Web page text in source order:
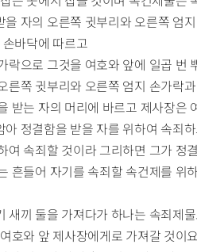
자의 오른쪽 귓부리와 오른쪽 엄
바닥에 따르고
으로 그것을 여호와 앞에 일곱 번
쪽 귓부리와 오른쪽 엄지 손가락
받는 자의 머리에 바르고 제사장은
정결함을 받을 자를 위하여 속죄
속죄할 것이라 그리하면 그가 정
흔들어 자기를 속죄할 속건제를
끼 둘을 가져다가 하나는 속죄제
호와 앞 제사장에게로 가져갈 것이요